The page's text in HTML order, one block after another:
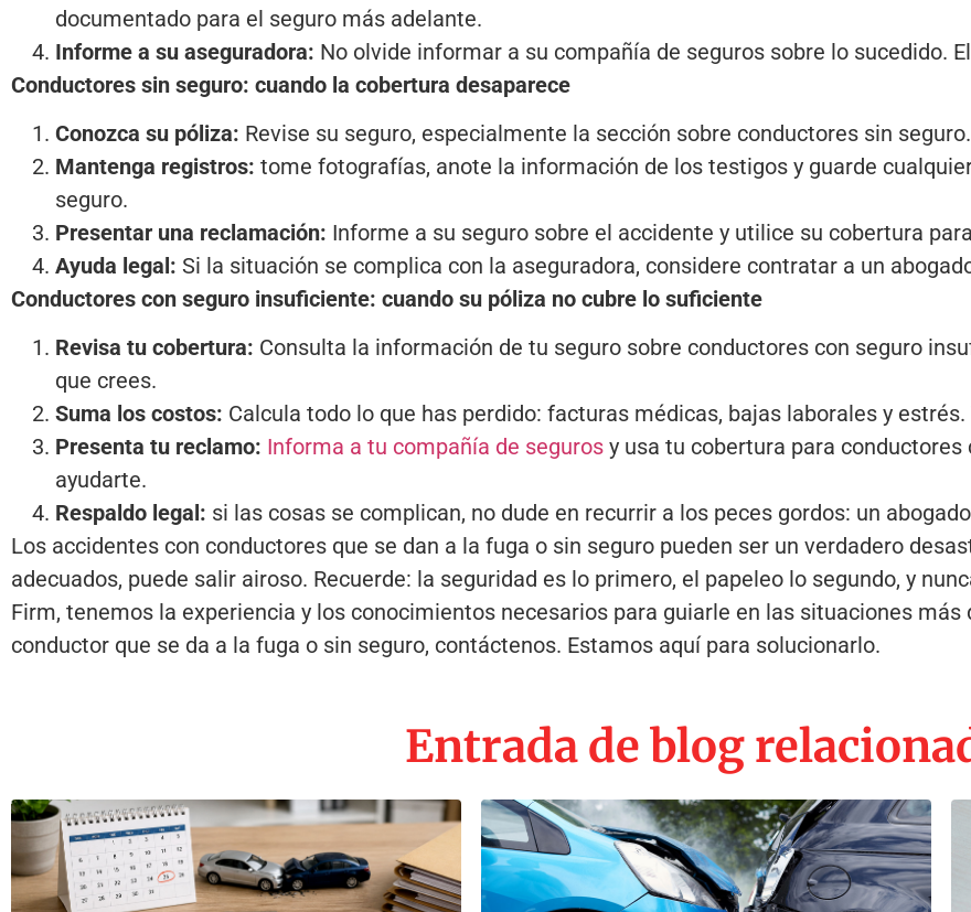
documentado para el seguro más adelante.
Informe a su aseguradora: No olvide informar a su compañía de seguros sobre lo sucedido.
Conductores sin seguro: cuando la cobertura desaparece
Conozca su póliza: Revise su seguro, especialmente la sección sobre conductores sin
Mantenga registros: tome fotografías, anote la información de los testigos y guarde
seguro.
Presentar una reclamación: Informe a su seguro sobre el accidente y utilice su cobertura
Ayuda legal: Si la situación se complica con la aseguradora, considere contratar a un
Conductores con seguro insuficiente: cuando su póliza no cubre lo suficiente
Revisa tu cobertura: Consulta la información de tu seguro sobre conductores con seguro
que crees.
Suma los costos: Calcula todo lo que has perdido: facturas médicas, bajas laborales y estrés.
Presenta tu reclamo: Informa a tu compañía de seguros y usa tu cobertura para
ayudarte.
Respaldo legal: si las cosas se complican, no dude en recurrir a los peces gordos: un
Los accidentes con conductores que se dan a la fuga o sin seguro pueden ser un verdadero
adecuados, puede salir airoso. Recuerde: la seguridad es lo primero, el papeleo lo segundo, y
Firm, tenemos la experiencia y los conocimientos necesarios para guiarle en las situaciones
conductor que se da a la fuga o sin seguro, contáctenos. Estamos aquí para solucionarlo.
Entrada de blog